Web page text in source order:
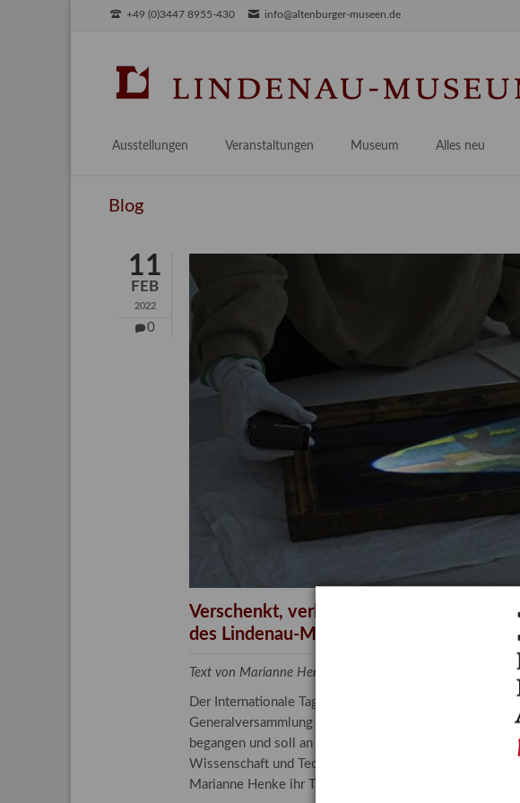
+49 (0)3447 8955-430 info@altenburger-museen.de
Ausstellungen
Aktuell
Veranstaltungen Museum
Praktikum / Praxisprojekt
Bestandskataloge & Editionen
Gesamtverzeichnis
Kalender
Alles neu
Kulturelle
Blog
11
FEB
2022
0
Verschenkt, verkauft, vergessen? –
des Lindenau-Museums
Text von Marianne Henke, Provenienzforscherin am
Der Internationale Tag der Frauen und Mädchen in der
Generalversammlung der Vereinten Nationen
begangen und soll an die entscheidende Rolle erinnern,
Wissenschaft und Technologie spielen. In ihrem
Marianne Henke ihr Tätigkeitsfeld vor.